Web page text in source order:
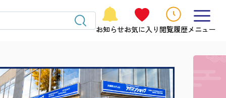
お知らせお気に入り 閲覧履歴メニュー